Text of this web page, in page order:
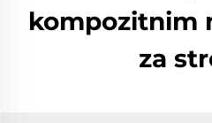
kompozitnim
za